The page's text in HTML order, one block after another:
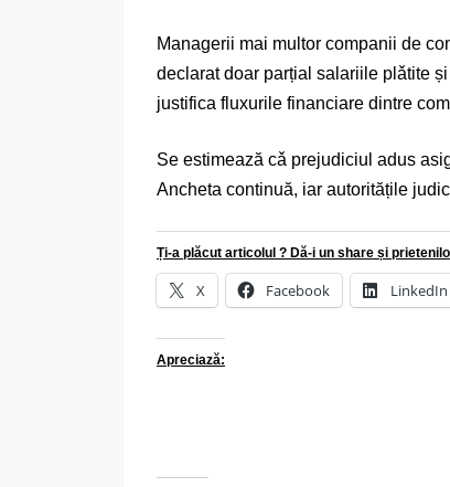
Managerii mai multor companii de
declarat doar parțial salariile plǎtite
justifica fluxurile financiare dintre
Se estimează cǎ prejudiciul adus
Ancheta continuă, iar autoritățile
Ți-a plăcut articolul ? Dă-i un share și
X Facebook LinkedIn
Apreciază: